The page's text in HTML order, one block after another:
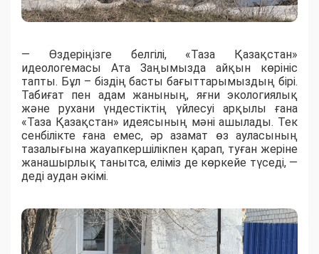
— Өздеріңізге белгілі, «Таза Қазақстан»
идеологемасы Ата Заңымызда айқын көрініс
тапты. Бұл – біздің басты бағыттарымыздың бірі.
Табиғат пен адам жанының, яғни экологиялық
және рухани үндестіктің үйлесуі арқылы ғана
«Таза Қазақстан» идеясының мәні ашылады. Тек
сенбілікте ғана емес, әр азамат өз ауласының
тазалығына жауапкершілікпен қарап, туған жеріне
жанашырлық танытса, еліміз де көркейе түседі, —
деді аудан әкімі.